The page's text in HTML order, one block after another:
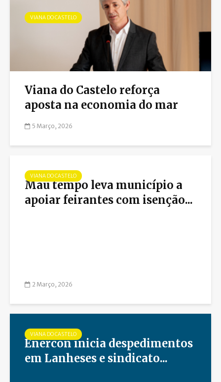
VIANA DO CASTELO
Viana do Castelo reforça
aposta na economia do mar
5 Março, 2026
VIANA DO CASTELO
Mau tempo leva município a
apoiar feirantes com isenção...
2 Março, 2026
VIANA DO CASTELO
Enercon inicia despedimentos
em Lanheses e sindicato...